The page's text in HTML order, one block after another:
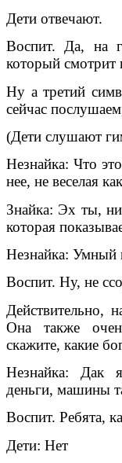
Дети отвечают.
Воспит. Да, на
который смотрит
Ну а третий
сейчас
(Дети слушают
Незнайка: Что
нее, не веселая
Знайка: Эх ты,
которая
Незнайка: Умный
Воспит. Ну, не
Действительно,
Она также
скажите, какие
Незнайка: Дак
деньги, машины
Воспит. Ребята,
Дети: Нет